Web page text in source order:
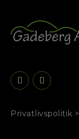
Privatlivspolitik >